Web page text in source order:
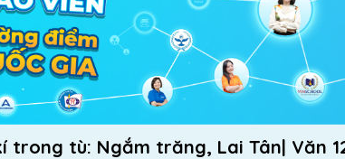
trong tù: Ngắm trăng, Lai Tân| Văn